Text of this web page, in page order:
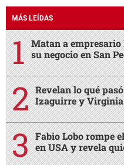
MÁS LEÍDAS
Matan a empresario
su negocio en San
Revelan lo qué
Izaguirre y Virginia
Fabio Lobo rompe
en USA y revela